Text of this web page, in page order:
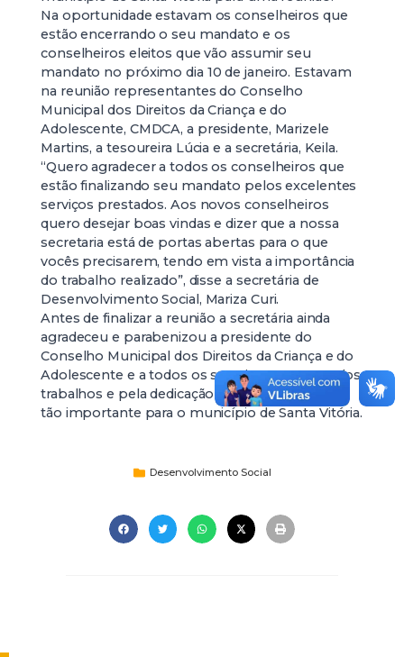
Na oportunidade estavam os conselheiros que
estão encerrando o seu mandato e os
conselheiros eleitos que vão assumir seu
mandato no próximo dia 10 de janeiro. Estavam
na reunião representantes do Conselho
Municipal dos Direitos da Criança e do
Adolescente, CMDCA, a presidente, Marizele
Martins, a tesoureira Lúcia e a secretária, Keila.
“Quero agradecer a todos os conselheiros que
estão finalizando seu mandato pelos excelentes
serviços prestados. Aos novos conselheiros
quero desejar boas vindas e dizer que a nossa
secretaria está de portas abertas para o que
vocês precisarem, tendo em vista a importância
do trabalho realizado”, disse a secretária de
Desenvolvimento Social, Mariza Curi.
Antes de finalizar a reunião a secretária ainda
agradeceu e parabenizou a presidente do
Conselho Municipal dos Direitos da Criança e do
Adolescente e a todos os seus integrantes pelos
trabalhos e pela dedicação ao conselho que é
tão importante para o município de Santa Vitória.
Desenvolvimento Social